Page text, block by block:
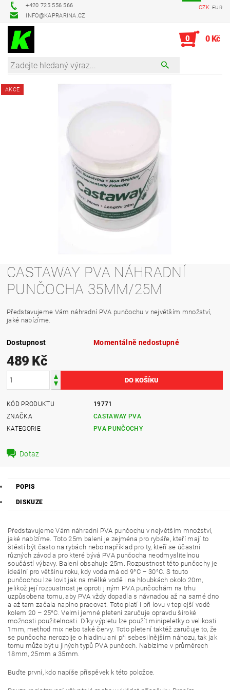
+420 725 556 566
INFO@KAPRARINA.CZ
CZK EUR
0 0 Kč
AKCE
CASTAWAY PVA NÁHRADNÍ
PUNČOCHA 35MM/25M
Představujeme Vám náhradní PVA punčochu v největším množství,
jaké nabízíme.
Dostupnost Momentálně nedostupné
489 Kč
KÓD PRODUKTU
19771
ZNAČKA
CASTAWAY PVA
KATEGORIE
PVA PUNČOCHY
Dotaz
POPIS
DISKUZE
Představujeme Vám náhradní PVA punčochu v největším množství,
jaké nabízíme. Toto 25m balení je zejména pro rybáře, kteří mají to
štěstí být často na rybách nebo například pro ty, kteří se účastní
různých závod a pro které bývá PVA punčocha neodmyslitelnou
součástí výbavy. Balení obsahuje 25m. Rozpustnost této punčochy je
ideální pro většinu roku, kdy voda má od 9°C – 30°C. S touto
punčochou lze lovit jak na mělké vodě i na hloubkách okolo 20m,
jelikož její rozpustnost je oproti jiným PVA punčochám na trhu
uzpůsobena tomu, aby PVA vždy dopadla s návnadou až na samé dno
a až tam začala naplno pracovat. Toto platí i při lovu v teplejší vodě
kolem 20 – 25°C. Velmi jemné pletení zaručuje opravdu široké
možnosti použitelnosti. Díky výpletu lze použít minipeletky o velikosti
1mm, method mix nebo také červy. Toto pletení taktéž zaručuje to, že
se punčocha nerozbije o hladinu ani při sebesilnějším náhozu, tak jak
tomu může být u jiných typů PVA punčoch. Nabízíme v průměrech
18mm, 25mm a 35mm.
Buďte první, kdo napíše příspěvek k této položce.